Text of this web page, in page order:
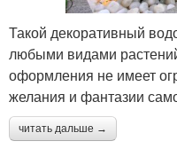
Садовый фонтан
Такой декоративный
любыми видами
оформления не имеет
желания и фантазии
читать дальше →